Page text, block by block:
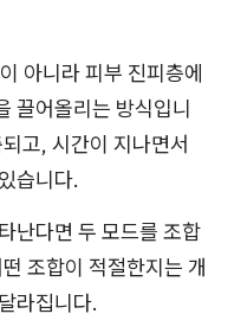
아니라 피부 진피층에
끌어올리는 방식입니
고, 시간이 지나면서
습니다.
난다면 두 모드를 조합
조합이 적절한지는 개
라집니다.